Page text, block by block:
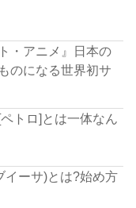
・アニメ』日本の
のになる世界初サ
トロ]とは一体なん
イーサ)とは?始め方